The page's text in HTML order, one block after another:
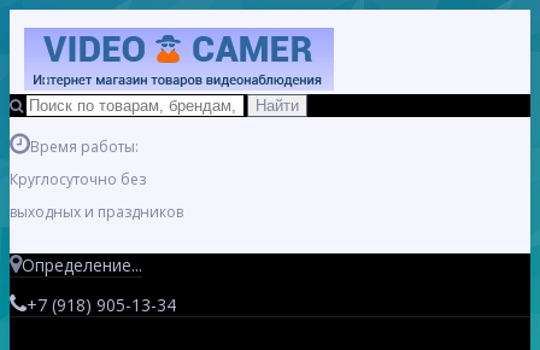
Время работы:
Круглосуточно без
выходных и праздников
Определение...
+7 (918) 905-13-34